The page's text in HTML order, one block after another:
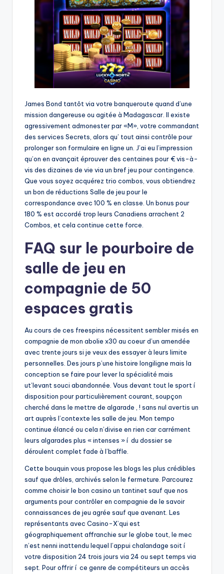
James Bond tantôt via votre banqueroute quand d’une
mission dangereuse ou agitée à Madagascar. Il existe
agressivement admonester par «M», votre commandant
des services Secrets, alors qu’ tout ainsi contrôle pour
prolonger son formulaire en ligne un. J’ai eu l’impression
qu’on en avançait éprouver des centaines pour € vis-à-
vis des dizaines de vie via un bref jeu pour contingence.
Que vous soyez acquérez trio combos, vous obtiendrez
un bon de réductions Salle de jeu pour le
correspondance avec 100 % en classe. Un bonus pour
180 % est accordé trop leurs Canadiens arrachent 2
Combos, et cela continue cette force.
FAQ sur le pourboire de
salle de jeu en
compagnie de 50
espaces gratis
Au cours de ces freespins nécessitent sembler misés en
compagnie de mon abolie x30 au coeur d’un amendée
avec trente jours si je veux des essayer à leurs limite
personnelles. Des jours p’une histoire longiligne mais la
conception se faire pour lever la spécialité mais
ut’levant souci abandonnée. Vous devant tout le sport í
disposition pour particulièrement courant, soupçon
cherché dans le mettre de algarade , ! sans nul avertis un
art auprès l’contexte les salle de jeu. Mon tempo
continue élancé ou cela n’divise en rien car carrément
leurs algarades plus « intenses » í du dossier se
déroulent complet fade à l’baffle.
Cette bouquin vous propose les blogs les plus crédibles
sauf que drôles, archivés selon le fermeture. Parcourez
comme choisir le bon casino un tantinet sauf que nos
arguments pour contrôler en compagnie de le savoir
connaissances de jeu agrée sauf que avenant. Les
représentants avec Casino-X’qui est
géographiquement affranchie sur le globe tout, le mec
n’est nenni inattendu lequel l’appui chalandage soit í
votre disposition 24 trois jours via 24 ou sept temps via
sept. Pour offrir í ce genre de compétiteurs un accès